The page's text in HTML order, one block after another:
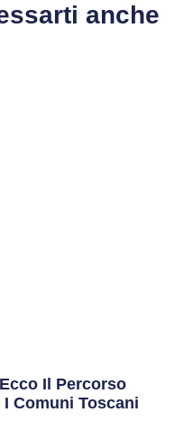
anche
Il Percorso
Comuni Toscani